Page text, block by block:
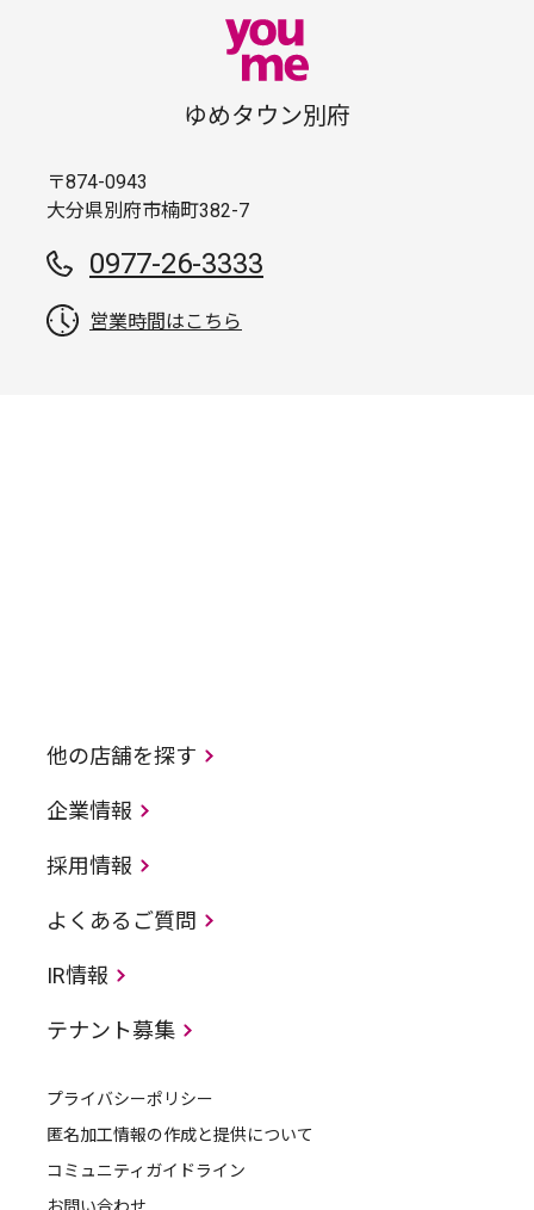
ゆめタウン別府
〒874-0943
大分県別府市楠町382-7
0977-26-3333
営業時間はこちら
他の店舗を探す
企業情報
採用情報
よくあるご質問
IR情報
テナント募集
プライバシーポリシー
匿名加工情報の作成と提供について
コミュニティガイドライン